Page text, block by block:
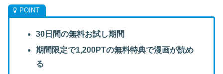
30日間の無料お試し期間
期間限定で1,200PTの無料特典で漫画が読め
る